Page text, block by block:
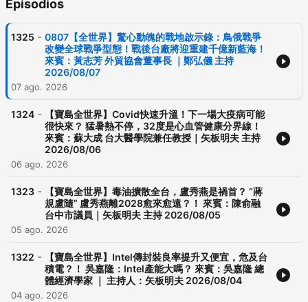
【鄭弘儀 - 寶島全世界YouTube】
【寶島聯播網Facebook】https://www.facebook.com/superfmtw
※合作邀約：fm991@superfm99-1.com.tw
節目回饋與反應：superfm985program@gmail.com
Episodios
1325 - 0807【全世界】驚心動魄的戰地啟示錄：鳥俄戰爭
改變全球戰爭型態！戰後台廠將迎重建千億新藍海！
來賓：黃志芳 外貿協會董事長 ｜鄭弘儀 主持
2026/08/07
07 ago. 2026
1324 -
【寶島全世界】Covid快速升溫！下一場大疫病可能
很快來？ 猛暑熱不停，32度是心血管健康分界線！
來賓：蘇大成 台大醫學院兼任教授｜矢板明夫 主持
2026/08/06
06 ago. 2026
1323 -
【寶島全世界】毒油擴散全台，盧秀燕是禍首？ “蔣
規盧隨” 盧秀燕離2028愈來愈遠？！ 來賓：陳俞融
台中市議員｜矢板明夫 主持 2026/08/05
05 ago. 2026
1322 -
【寶島全世界】Intel傳封裝良率提升又便宜，危及台
積電？！ 吳嘉隆：Intel產能大嗎？ 來賓：吳嘉隆 總
體經濟學家 ｜ 主持人：矢板明夫 2026/08/04
04 ago. 2026